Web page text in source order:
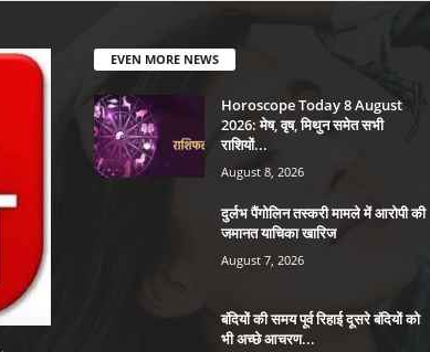
EVEN MORE NEWS
Horoscope Today 8 August
2026: मेष, वृष, मिथुन समेत सभी
राशियों...
August 8, 2026
दुर्लभ पैंगोलिन तस्करी मामले में आरोपी की
जमानत याचिका खारिज
August 7, 2026
बंदियों की समय पूर्व रिहाई दूसरे बंदियों को
भी अच्छे आचरण...